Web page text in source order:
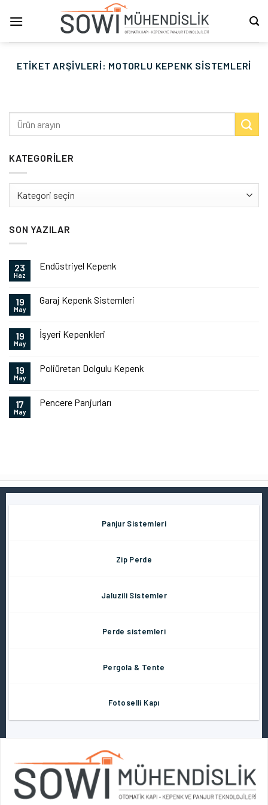
atla
ETIKET ARŞIVLERI: MOTORLU KEPENK SISTEMLERI
KATEGORILER
Kategoriler
SON YAZILAR
23
Haz
Endüstriyel Kepenk
19
May
Garaj Kepenk Sistemleri
19
May
İşyeri Kepenkleri
19
May
Poliüretan Dolgulu Kepenk
17
May
Pencere Panjurları
Panjur Sistemleri
Zip Perde
Jaluzili Sistemler
Perde sistemleri
Pergola & Tente
Fotoselli Kapı